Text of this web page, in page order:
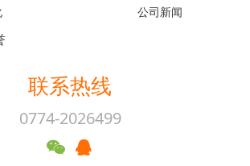
公司新闻
联系热线
0774-2026499